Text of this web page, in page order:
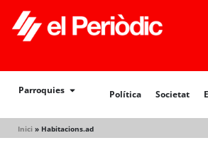
Parroquies Política Societat
Inici » Habitacions.ad
Política Societat